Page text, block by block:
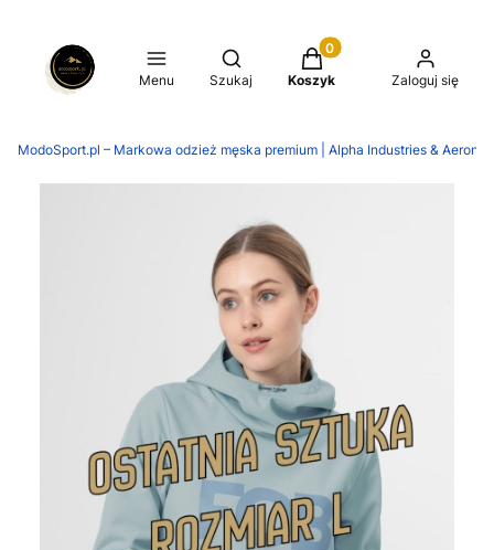
Menu
Otwórz wyszukiwarkę
Szukaj
Produkty w koszyku: 0.
Koszyk Zaloguj się
ModoSport.pl – Markowa odzież męska premium | Alpha Industries &